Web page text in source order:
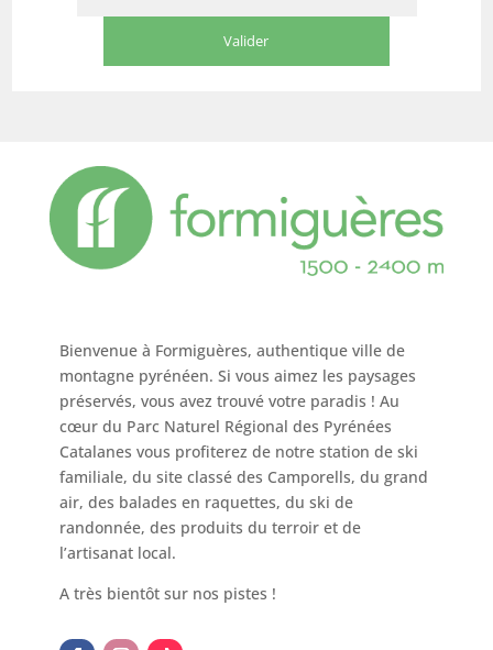
Bienvenue à Formiguères, authentique ville de
montagne pyrénéen. Si vous aimez les paysages
préservés, vous avez trouvé votre paradis ! Au
cœur du Parc Naturel Régional des Pyrénées
Catalanes vous profiterez de notre station de ski
familiale, du site classé des Camporells, du grand
air, des balades en raquettes, du ski de
randonnée, des produits du terroir et de
l’artisanat local.
A très bientôt sur nos pistes !